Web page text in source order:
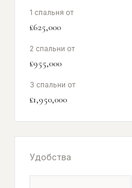
1 спальня от
£625,000
2 спальни от
£955,000
3 спальни от
£1,950,000
Удобства